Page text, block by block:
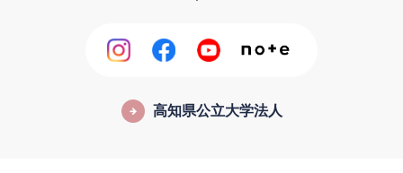
高知県公立大学法人